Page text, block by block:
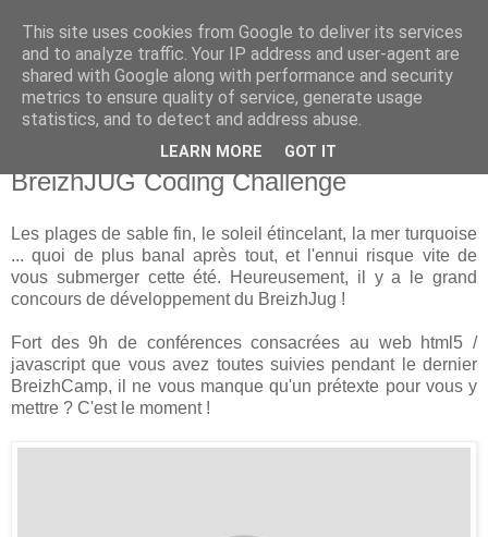
new Blog( perso );
Yet another Java blog, comme on dit
BreizhJUG Coding Challenge
Les plages de sable fin, le soleil étincelant, la mer turquoise
... quoi de plus banal après tout, et l'ennui risque vite de
vous submerger cette été. Heureusement, il y a le grand
concours de développement du BreizhJug !
Fort des 9h de conférences consacrées au web html5 /
javascript que vous avez toutes suivies pendant le dernier
BreizhCamp, il ne vous manque qu'un prétexte pour vous y
mettre ? C'est le moment !
This site uses cookies from Google to deliver its services
and to analyze traffic. Your IP address and user-agent are
shared with Google along with performance and security
metrics to ensure quality of service, generate usage
statistics, and to detect and address abuse.
LEARN MORE GOT IT